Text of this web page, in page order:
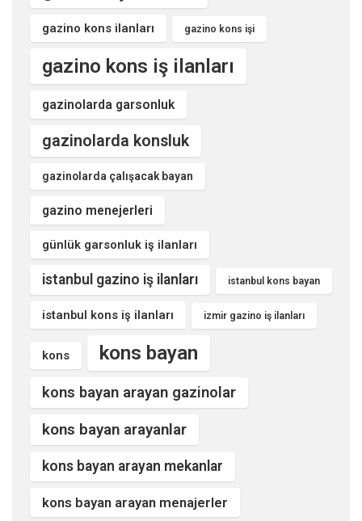
gazino kons ilanları gazino kons işi
gazino kons iş ilanları
gazinolarda garsonluk
gazinolarda konsluk
gazinolarda çalışacak bayan
gazino menejerleri
günlük garsonluk iş ilanları
istanbul gazino iş ilanları istanbul kons bayan
istanbul kons iş ilanları izmir gazino iş ilanları
kons kons bayan
kons bayan arayan gazinolar
kons bayan arayanlar
kons bayan arayan mekanlar
kons bayan arayan menajerler